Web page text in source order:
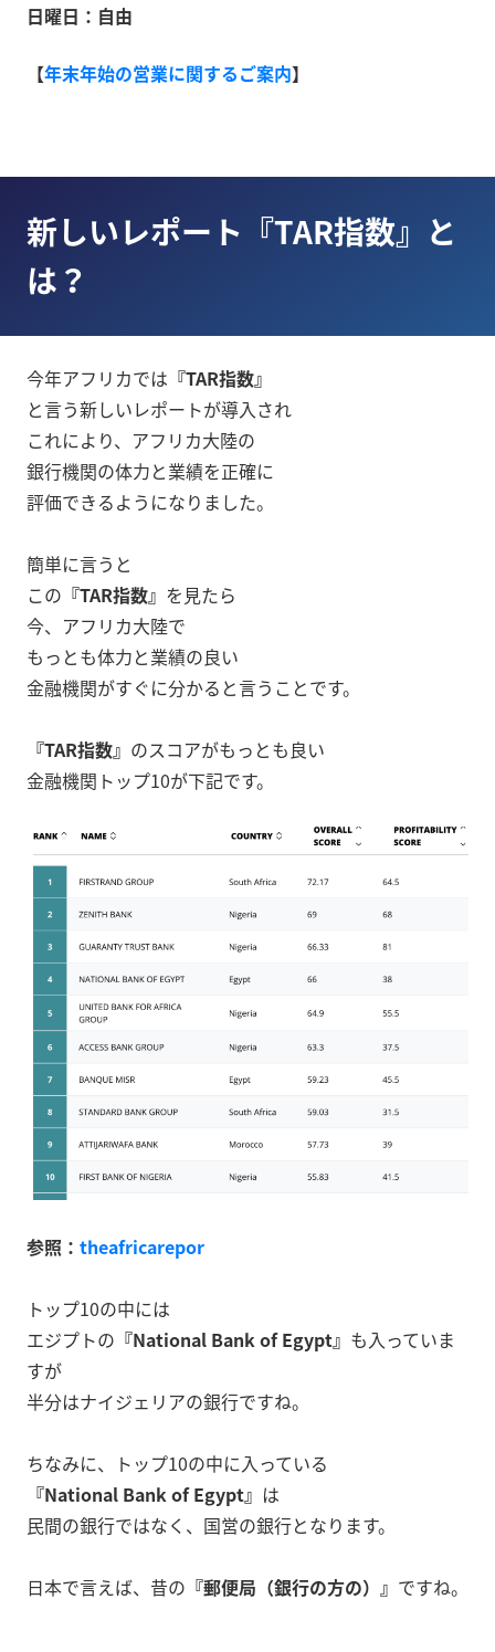
日曜日：自由
【年末年始の営業に関するご案内】
新しいレポート『TAR指数』と
は？
今年アフリカでは 『TAR指数』
と言う新しいレポートが導入され
これにより、アフリカ大陸の
銀行機関の体力と業績を正確に
評価できるようになりました。
簡単に言うと
この 『TAR指数』 を見たら
今、アフリカ大陸で
もっとも体力と業績の良い
金融機関がすぐに分かると言うことです。
『TAR指数』 のスコアがもっとも良い
金融機関トップ10が下記です。
参照： theafricarepor
トップ10の中には
エジプトの 『National Bank of Egypt』 も入っていま
すが
半分はナイジェリアの銀行ですね。
ちなみに、トップ10の中に入っている
『National Bank of Egypt』 は
民間の銀行ではなく、国営の銀行となります。
日本で言えば、昔の 『郵便局（銀行の方の）』 ですね。